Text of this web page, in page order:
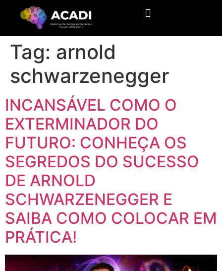
Tag: arnold
schwarzenegger
INCANSÁVEL COMO O
EXTERMINADOR DO
FUTURO: CONHEÇA OS
SEGREDOS DO SUCESSO
DE ARNOLD
SCHWARZENEGGER E
SAIBA COMO COLOCAR EM
PRÁTICA!